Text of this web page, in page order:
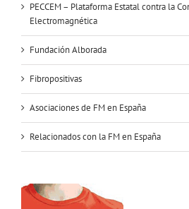
PECCEM – Plataforma Estatal contra la
Electromagnética
Fundación Alborada
Fibropositivas
Asociaciones de FM en España
Relacionados con la FM en España